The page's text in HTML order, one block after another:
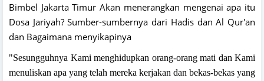
Bimbel Jakarta Timur Akan menerangkan mengenai apa itu
Dosa Jariyah? Sumber-sumbernya dari Hadis dan Al Qur'an
dan Bagaimana menyikapinya
"Sesungguhnya Kami menghidupkan orang-orang mati dan Kami
menuliskan apa yang telah mereka kerjakan dan bekas-bekas yang